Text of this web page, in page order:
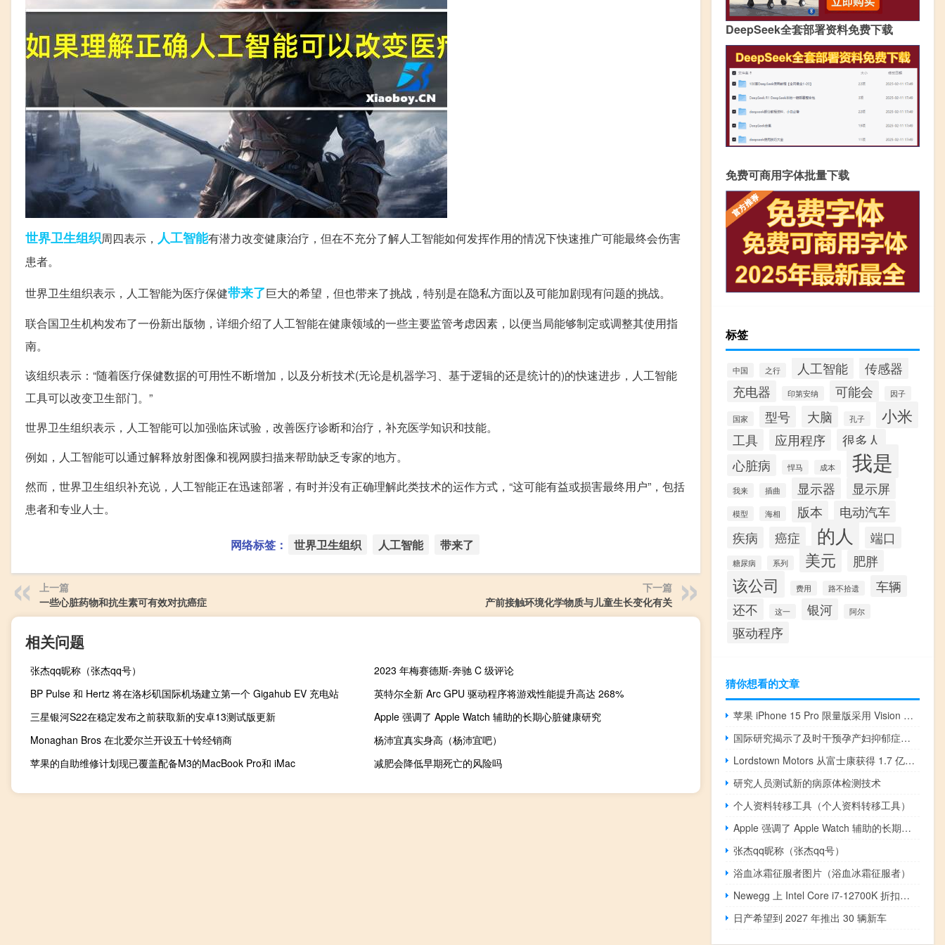
世界卫生组织周四表示， 人工智能有潜力改变健康治疗，但在不充分了解人工智能如何发挥作用的情况下快速推广可能最终会伤害
患者。
世界卫生组织表示，人工智能为医疗保健带来了巨大的希望，但也带来了挑战，特别是在隐私方面以及可能加剧现有问题的挑战。
联合国卫生机构发布了一份新出版物，详细介绍了人工智能在健康领域的一些主要监管考虑因素，以便当局能够制定或调整其使用指
南。
该组织表示：“随着医疗保健数据的可用性不断增加，以及分析技术(无论是机器学习、基于逻辑的还是统计的)的快速进步，人工智能
工具可以改变卫生部门。”
世界卫生组织表示，人工智能可以加强临床试验，改善医疗诊断和治疗，补充医学知识和技能。
例如，人工智能可以通过解释放射图像和视网膜扫描来帮助缺乏专家的地方。
然而，世界卫生组织补充说，人工智能正在迅速部署，有时并没有正确理解此类技术的运作方式，“这可能有益或损害最终用户”，包括
患者和专业人士。
网络标签： 世界卫生组织 人工智能 带来了
上一篇
一些心脏药物和抗生素可有效对抗癌症
下一篇
产前接触环境化学物质与儿童生长变化有关
相关问题
张杰qq昵称（张杰qq号）
2023 年梅赛德斯-奔驰 C 级评论
BP Pulse 和 Hertz 将在洛杉矶国际机场建立第一个 Gigahub EV 充电站
英特尔全新 Arc GPU 驱动程序将游戏性能提升高达 268%
三星银河S22在稳定发布之前获取新的安卓13测试版更新
Apple 强调了 Apple Watch 辅助的长期心脏健康研究
Monaghan Bros 在北爱尔兰开设五十铃经销商
杨沛宜真实身高（杨沛宜吧）
苹果的自助维修计划现已覆盖配备M3的MacBook Pro和 iMac
减肥会降低早期死亡的风险吗
DeepSeek全套部署资料免费下载
免费可商用字体批量下载
标签
中国 之行 人工智能
传感器
充电器
印第安纳 可能会 因子
国家 型号 大脑 孔子 小米
工具 应用程序
很多人
心脏病
悍马 成本 我是
我来 插曲 显示器 显示屏
模型 海相 版本
电动汽车
疾病
癌症 的人 端口
糖尿病 系列 美元 肥胖
该公司 费用 路不拾遗
车辆
还不
这一 银河 阿尔
驱动程序
猜你想看的文章
苹果 iPhone 15 Pro 限量版采用 Vision Pro 外观
国际研究揭示了及时干预孕产妇抑郁症的重要见解
Lordstown Motors 从富士康获得 1.7 亿美元的提振
研究人员测试新的病原体检测技术
个人资料转移工具（个人资料转移工具）
Apple 强调了 Apple Watch 辅助的长期心脏健康研究
张杰qq昵称（张杰qq号）
浴血冰霜征服者图片（浴血冰霜征服者）
Newegg 上 Intel Core i7-12700K 折扣低于 170 美元
日产希望到 2027 年推出 30 辆新车